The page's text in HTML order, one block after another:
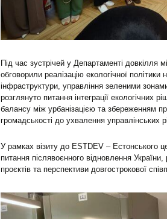
Під час зустрічей у Департаменті довкілля
обговорили реалізацію екологічної політики
інфраструктури, управління зеленими
розглянуто питання інтеграції екологічних
балансу між урбанізацією та збереженням
громадськості до ухвалення управлінських
У рамках візиту до ESTDEV – Естонського
питання післявоєнного відновлення
проєктів та перспективи довгострокової